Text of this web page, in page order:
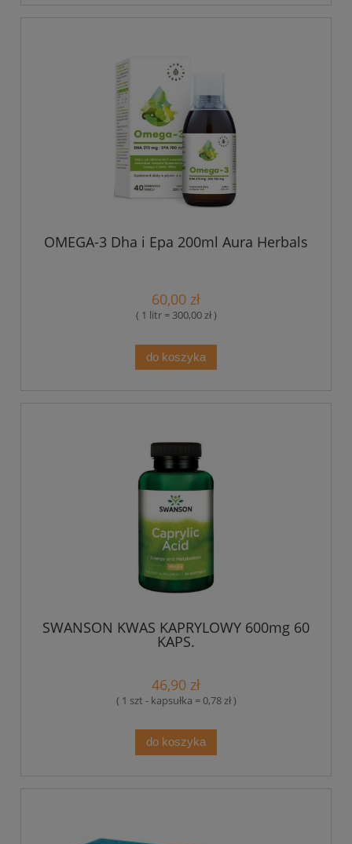
OMEGA-3 Dha i Epa 200ml Aura Herbals
60,00 zł
( 1 litr = 300,00 zł )
do koszyka
SWANSON KWAS KAPRYLOWY 600mg 60
KAPS.
46,90 zł
( 1 szt - kapsułka = 0,78 zł )
do koszyka